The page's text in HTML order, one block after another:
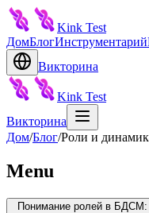
Kink Test
ДомБлогИнструментарий
Викторина
Kink Test
Викторина
Дом/Блог/Роли и
Menu
Понимание ролей в БДСМ: